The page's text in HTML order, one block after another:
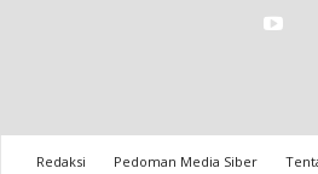
Redaksi Pedoman Media Siber